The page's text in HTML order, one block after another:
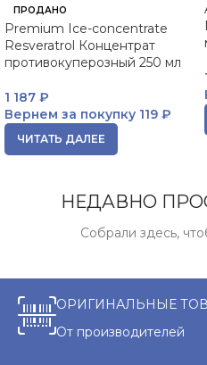
ПРОДАНО
Premium Ice-concentrate
Resveratrol Концентрат
противокуперозный 250 мл
1 187 ₽
Вернем за покупку 119 ₽
ЧИТАТЬ ДАЛЕЕ
НЕДАВНО
Собрали здесь,
ОРИГИНАЛЬНЫЕ
От производителей